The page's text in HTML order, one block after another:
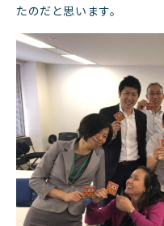
たのだと思います。